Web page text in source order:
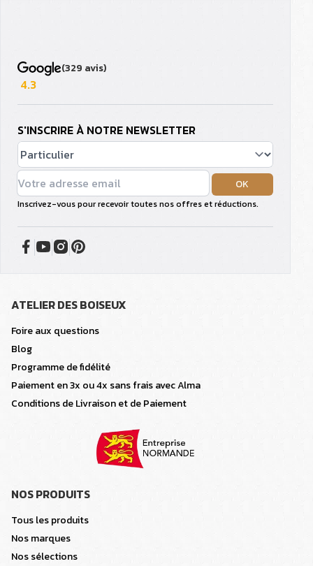
(329 avis)
4.3
S'INSCRIRE À NOTRE NEWSLETTER
OK
Inscrivez-vous pour recevoir toutes nos offres et réductions.
ATELIER DES BOISEUX
Foire aux questions
Blog
Programme de fidélité
Paiement en 3x ou 4x sans frais avec Alma
Conditions de Livraison et de Paiement
NOS PRODUITS
Tous les produits
Nos marques
Nos sélections